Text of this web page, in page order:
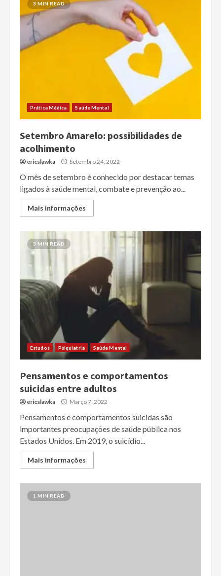
3 MIN READ
Prática Médica Saúde Mental
Setembro Amarelo: possibilidades de
acolhimento
ericslawka Setembro 24, 2022
O mês de setembro é conhecido por destacar temas
ligados à saúde mental, combate e prevenção ao...
Mais informações
3 MIN READ
Estudos Psiquiatria Saúde Mental
Pensamentos e comportamentos
suicidas entre adultos
ericslawka Março 7, 2022
Pensamentos e comportamentos suicidas são
importantes preocupações de saúde pública nos
Estados Unidos. Em 2019, o suicídio...
Mais informações
1 MIN READ